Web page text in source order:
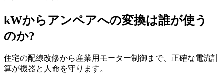
kWからアンペアへの変換は誰が使う
のか?
住宅の配線改修から産業用モーター制御まで、正確な電流計
算が機器と人命を守ります。